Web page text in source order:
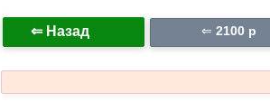
⇐ Назад ⇐ 2100 p